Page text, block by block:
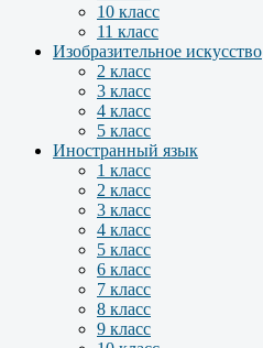
10 класс
11 класс
Изобразительное искусство
2 класс
3 класс
4 класс
5 класс
Иностранный язык
1 класс
2 класс
3 класс
4 класс
5 класс
6 класс
7 класс
8 класс
9 класс